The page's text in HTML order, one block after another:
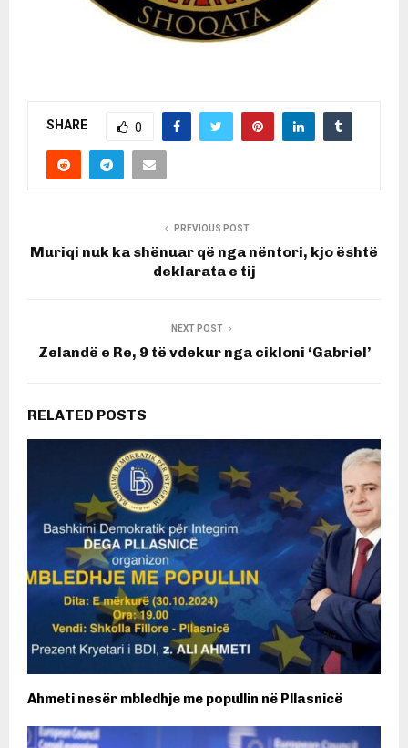
SHARE 0
PREVIOUS POST
Muriqi nuk ka shënuar që nga nëntori, kjo është
deklarata e tij
NEXT POST
Zelandë e Re, 9 të vdekur nga cikloni ‘Gabriel’
RELATED POSTS
Ahmeti nesër mbledhje me popullin në Pllasnicë